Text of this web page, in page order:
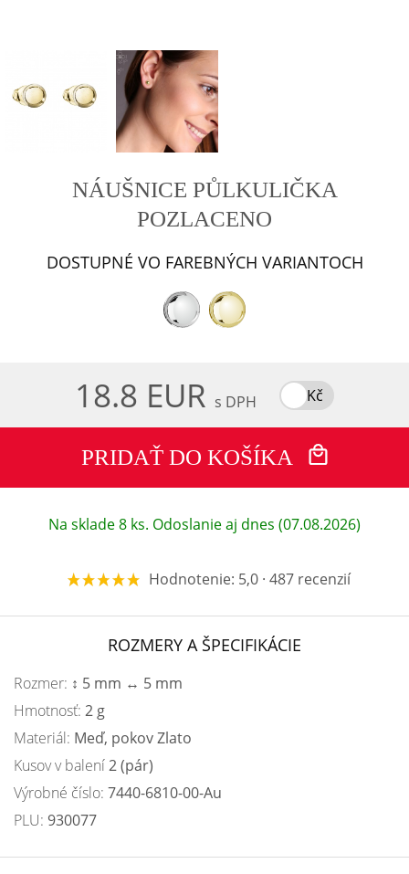
NÁUŠNICE PŮLKULIČKA
POZLACENO
DOSTUPNÉ VO FAREBNÝCH VARIANTOCH
18.8 EUR s DPH Kč
PRIDAŤ DO KOŠÍKA
Na sklade 8 ks. Odoslanie aj dnes (07.08.2026)
Hodnotenie: 5,0 · 487 recenzií
ROZMERY A ŠPECIFIKÁCIE
Rozmer: ↕ 5 mm ↔ 5 mm
Hmotnosť: 2 g
Materiál: Meď, pokov Zlato
Kusov v balení2 (pár)
Výrobné číslo: 7440-6810-00-Au
PLU: 930077